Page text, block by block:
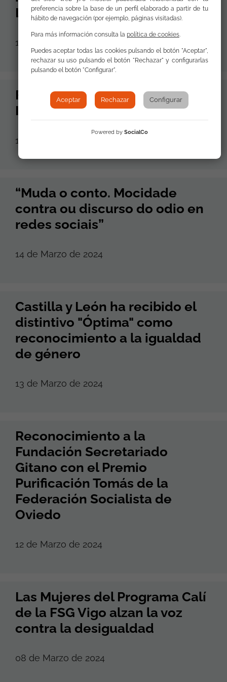
Lugo
19 de Marzo de 2024
FSG Huelva conmemora el Día
Internacional de la Mujer
18 de Marzo de 2024
“Muda o conto. Mocidade
contra ou discurso do odio en
redes sociais”
14 de Marzo de 2024
Castilla y León ha recibido el
distintivo "Óptima" como
reconocimiento a la igualdad
de género
13 de Marzo de 2024
Reconocimiento a la
Fundación Secretariado
Gitano con el Premio
Purificación Tomás de la
Federación Socialista de
Oviedo
12 de Marzo de 2024
Las Mujeres del Programa Calí
de la FSG Vigo alzan la voz
contra la desigualdad
08 de Marzo de 2024
preferencia sobre la base de un perfil elaborado a partir de tu
hábito de navegación (por ejemplo, páginas visitadas).
Para más información consulta la política de cookies.
Puedes aceptar todas las cookies pulsando el botón "Aceptar",
rechazar su uso pulsando el botón "Rechazar" y configurarlas
pulsando el botón "Configurar".
Aceptar Rechazar Configurar
Powered by SocialCo